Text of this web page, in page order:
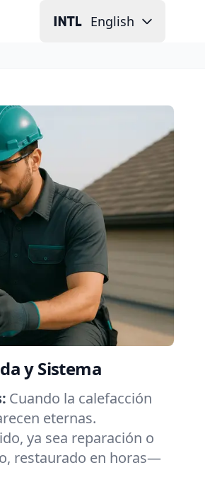
English
y Sistema
Cuando la calefacción
eternas.
ya sea reparación o
restaurado en horas—